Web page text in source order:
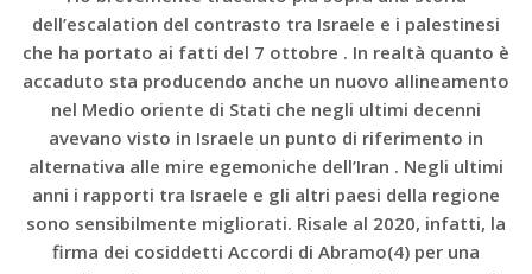
dell’escalation del contrasto tra Israele e i palestinesi
che ha portato ai fatti del 7 ottobre . In realtà quanto è
accaduto sta producendo anche un nuovo allineamento
nel Medio oriente di Stati che negli ultimi decenni
avevano visto in Israele un punto di riferimento in
alternativa alle mire egemoniche dell’Iran . Negli ultimi
anni i rapporti tra Israele e gli altri paesi della regione
sono sensibilmente migliorati. Risale al 2020, infatti, la
firma dei cosiddetti Accordi di Abramo(4) per una